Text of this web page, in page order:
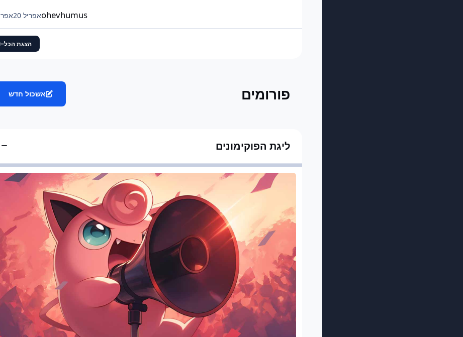
ohevhumusאפריל 20 אפר 20
הצגת הכל
פורומים אשכול חדש
ליגת הפוקימונים
הודעות מהצוות
הודעות מהצוות